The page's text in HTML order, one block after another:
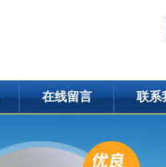
在线留言 联系